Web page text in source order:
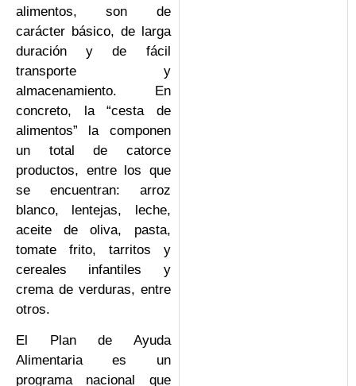
alimentos, son de
carácter básico, de larga
duración y de fácil
transporte y
almacenamiento. En
concreto, la “cesta de
alimentos” la componen
un total de catorce
productos, entre los que
se encuentran: arroz
blanco, lentejas, leche,
aceite de oliva, pasta,
tomate frito, tarritos y
cereales infantiles y
crema de verduras, entre
otros.
El Plan de Ayuda
Alimentaria es un
programa nacional que